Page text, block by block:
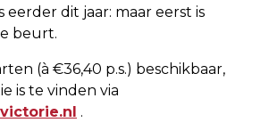
dit jaar: maar eerst is
beurt.
(à €36,40 p.s.) beschikbaar,
is te vinden via
.